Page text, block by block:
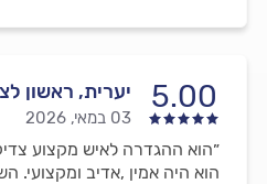
5.00 יערית, ראשון
03 במאי, 2026
״הוא ההגדרה לאיש מקצוע
הוא היה אמין ,אדיב ומקצועי.